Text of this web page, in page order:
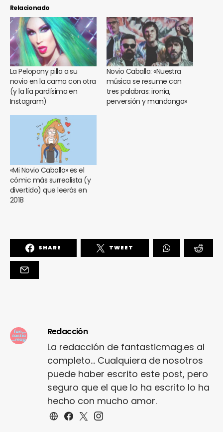
Relacionado
La Pelopony pilla a su
novio en la cama con otra
(y la lía pardísima en
Instagram)
Novio Caballo: «Nuestra
música se resume con
tres palabras: ironía,
perversión y mandanga»
«Mi Novio Caballo» es el
cómic más surrealista (y
divertido) que leerás en
2018
SHARE TWEET
Redacción
La redacción de fantasticmag.es al
completo... Cualquiera de nosotros
puede haber escrito este post, pero
seguro que el que lo ha escrito lo ha
hecho con mucho amor.